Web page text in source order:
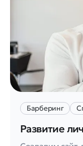
Барберинг
Развитие